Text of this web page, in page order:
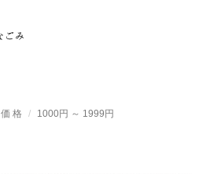
価 格 1000円 ～ 1999円